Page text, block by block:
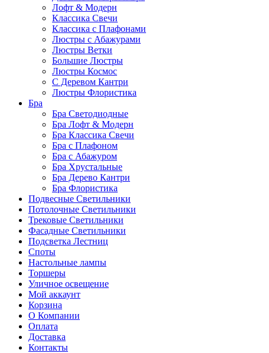
Лофт & Модерн
Классика Свечи
Классика с Плафонами
Люстры с Абажурами
Люстры Ветки
Большие Люстры
Люстры Космос
С Деревом Кантри
Люстры Флористика
Бра
Бра Светодиодные
Бра Лофт & Модерн
Бра Классика Свечи
Бра с Плафоном
Бра с Абажуром
Бра Хрустальные
Бра Дерево Кантри
Бра Флористика
Подвесные Светильники
Потолочные Светильники
Трековые Светильники
Фасадные Светильники
Подсветка Лестниц
Споты
Настольные лампы
Торшеры
Уличное освещение
Мой аккаунт
Корзина
О Компании
Оплата
Доставка
Контакты